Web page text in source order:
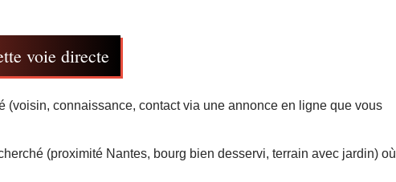
voie directe
(voisin, connaissance, contact via une annonce en ligne que vous
(proximité Nantes, bourg bien desservi, terrain avec jardin) où